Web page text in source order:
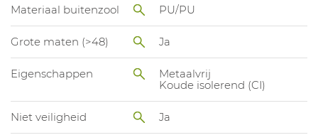
Materiaal buitenzool PU/PU
Grote maten (>48) Ja
Eigenschappen
Metaalvrij
Koude isolerend (CI)
Niet veiligheid Ja